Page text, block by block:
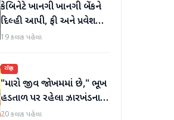
કેબિનેટે ખાનગી ખાનગી બેંકને
દિલ્હી આપી, ફી અને પ્રવેશ
માટે નવા નિયમો વિશે જાણો
19 કલાક પહેલા
રાષ્ટ્રીય
"મારો જીવ જોખમમાં છે," ભૂખ
હડતાળ પર રહેલા ઝારખંડના
વિદ્યાર્થી નેતા દેવેન્દ્ર નાથ
20 કલાક પહેલા